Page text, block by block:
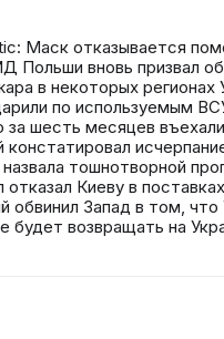
Маск отказывается
Польши вновь призвал
в некоторых регионах
по используемым
шесть месяцев
констатировал
тошнотворной
отказал Киеву в
обвинил Запад в том,
будет возвращать на